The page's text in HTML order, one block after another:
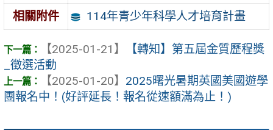
相關附件
114年青少年科學人才培育計畫
【2025-01-21】
【轉知】第五屆金質歷程獎
_徵選活動
【2025-01-20】 2025曙光暑期英國美國遊學
團報名中！(好評延長！報名從速額滿為止！)